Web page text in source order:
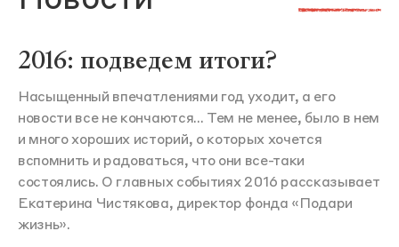
2016: подведем итоги?
Насыщенный впечатлениями год уходит, а его
новости все не кончаются... Тем не менее, было в нем
и много хороших историй, о которых хочется
вспомнить и радоваться, что они все-таки
состоялись. О главных событиях 2016 рассказывает
Екатерина Чистякова, директор фонда «Подари
жизнь».